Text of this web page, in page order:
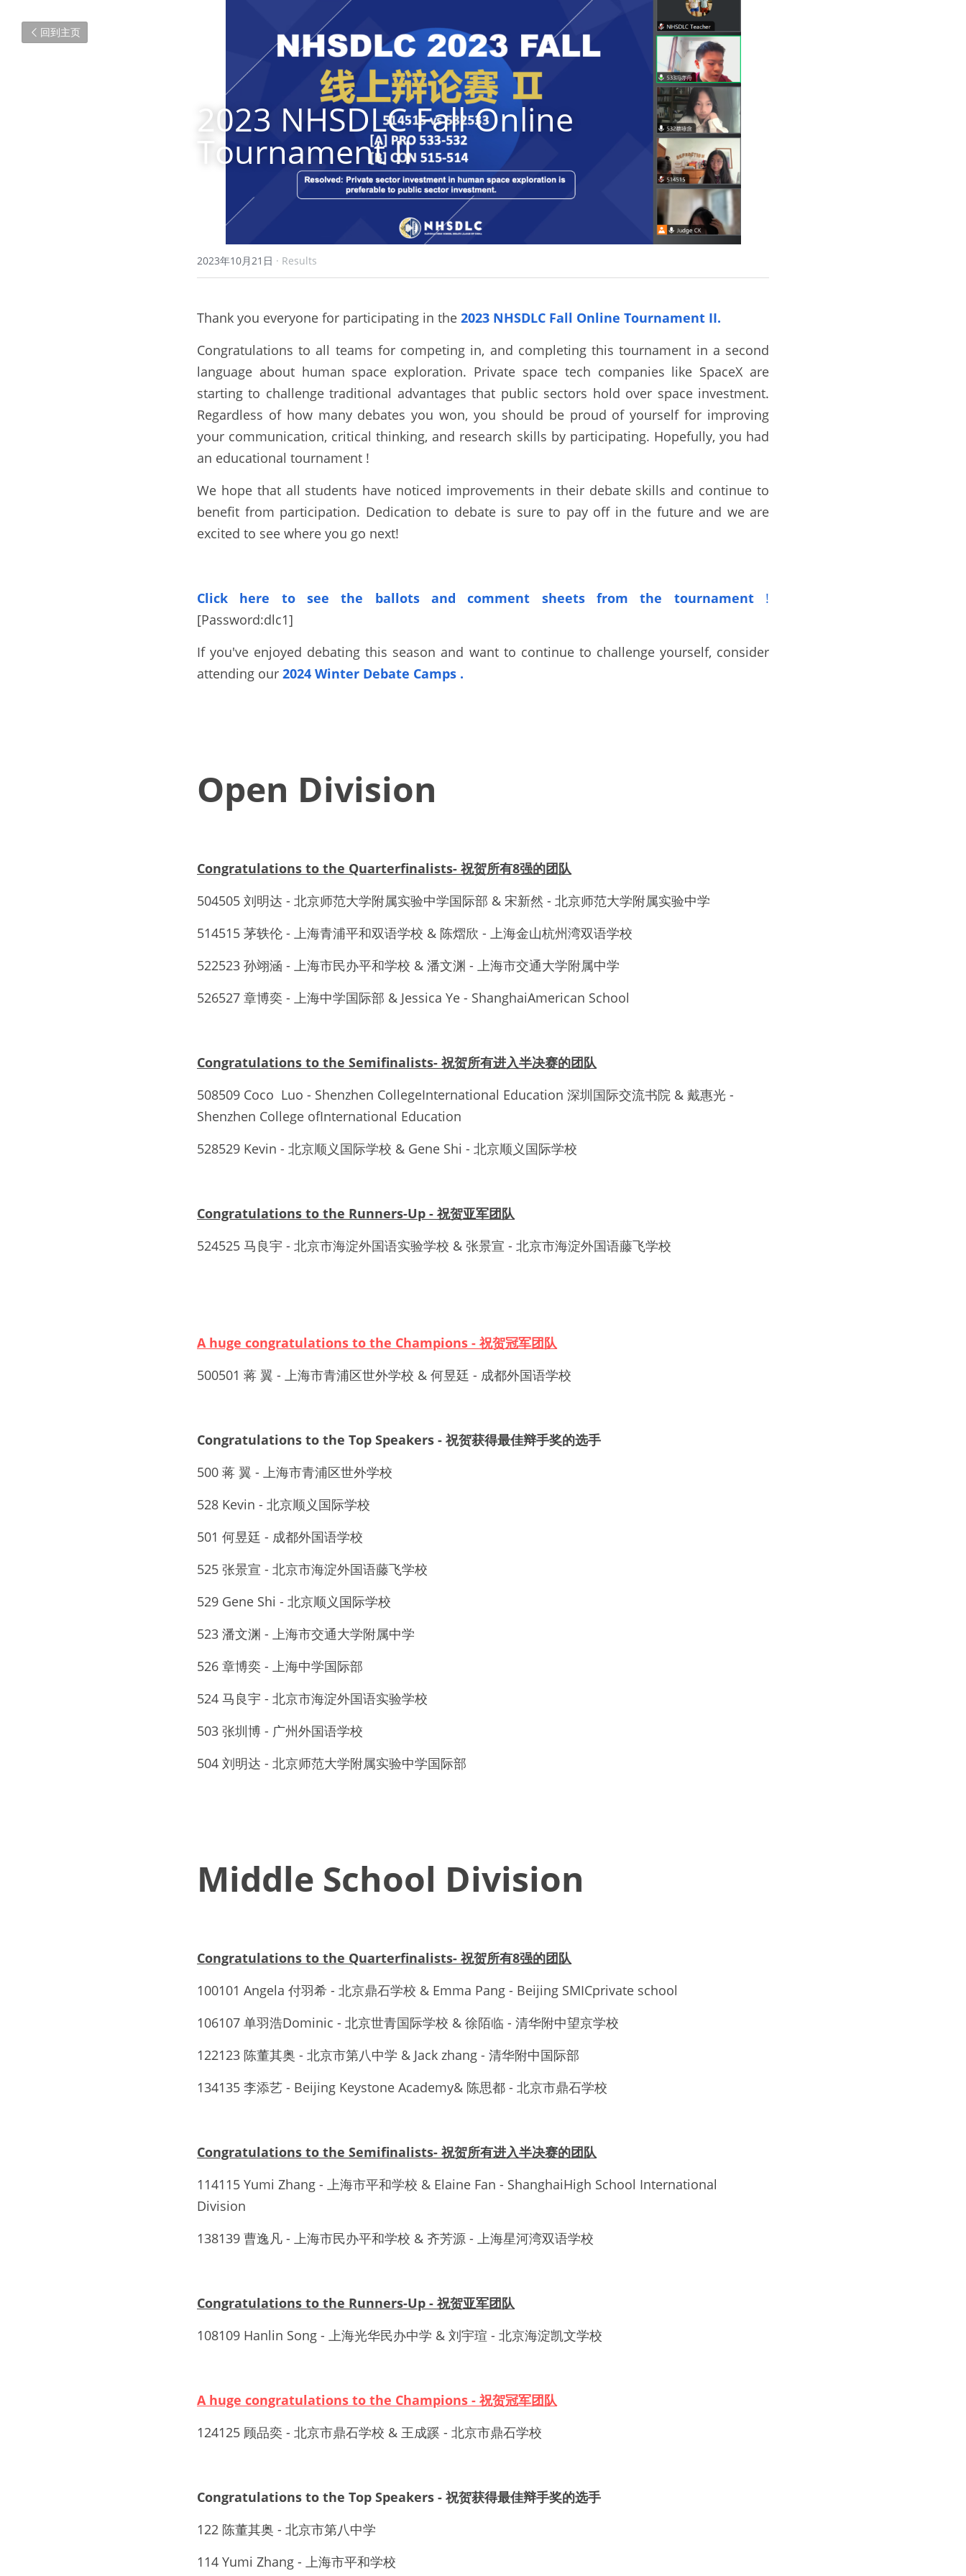
回到主页
2023 NHSDLC Fall Online
Tournament II
2023年10月21日 · Results
Thank you everyone for participating in the 2023 NHSDLC Fall Online Tournament II.
Congratulations to all teams for competing in, and completing this tournament in a second
language about human space exploration. Private space tech companies like SpaceX are
starting to challenge traditional advantages that public sectors hold over space investment.
Regardless of how many debates you won, you should be proud of yourself for improving
your communication, critical thinking, and research skills by participating. Hopefully, you had
an educational tournament !
We hope that all students have noticed improvements in their debate skills and continue to
benefit from participation. Dedication to debate is sure to pay off in the future and we are
excited to see where you go next!
Click here to see the ballots and comment sheets from the tournament
!
[Password:dlc1]
If you've enjoyed debating this season and want to continue to challenge yourself, consider
attending our 2024 Winter Debate Camps .
Open Division
Congratulations to the Quarterfinalists- 祝贺所有8强的团队
504505 刘明达 - 北京师范大学附属实验中学国际部 & 宋新然 - 北京师范大学附属实验中学
514515 茅轶伦 - 上海青浦平和双语学校 & 陈熠欣 - 上海金山杭州湾双语学校
522523 孙翊涵 - 上海市民办平和学校 & 潘文渊 - 上海市交通大学附属中学
526527 章博奕 - 上海中学国际部 & Jessica Ye - ShanghaiAmerican School
Congratulations to the Semifinalists- 祝贺所有进入半决赛的团队
508509 Coco Luo - Shenzhen CollegeInternational Education 深圳国际交流书院 & 戴惠光 -
Shenzhen College ofInternational Education
528529 Kevin - 北京顺义国际学校 & Gene Shi - 北京顺义国际学校
Congratulations to the Runners-Up - 祝贺亚军团队
524525 马良宇 - 北京市海淀外国语实验学校 & 张景宣 - 北京市海淀外国语藤飞学校
A huge congratulations to the Champions - 祝贺冠军团队
500501 蒋 翼 - 上海市青浦区世外学校 & 何昱廷 - 成都外国语学校
Congratulations to the Top Speakers - 祝贺获得最佳辩手奖的选手
500 蒋 翼 - 上海市青浦区世外学校
528 Kevin - 北京顺义国际学校
501 何昱廷 - 成都外国语学校
525 张景宣 - 北京市海淀外国语藤飞学校
529 Gene Shi - 北京顺义国际学校
523 潘文渊 - 上海市交通大学附属中学
526 章博奕 - 上海中学国际部
524 马良宇 - 北京市海淀外国语实验学校
503 张圳博 - 广州外国语学校
504 刘明达 - 北京师范大学附属实验中学国际部
Middle School Division
Congratulations to the Quarterfinalists- 祝贺所有8强的团队
100101 Angela 付羽希 - 北京鼎石学校 & Emma Pang - Beijing SMICprivate school
106107 单羽浩Dominic - 北京世青国际学校 & 徐陌临 - 清华附中望京学校
122123 陈董其奥 - 北京市第八中学 & Jack zhang - 清华附中国际部
134135 李添艺 - Beijing Keystone Academy& 陈思都 - 北京市鼎石学校
Congratulations to the Semifinalists- 祝贺所有进入半决赛的团队
114115 Yumi Zhang - 上海市平和学校 & Elaine Fan - ShanghaiHigh School International
Division
138139 曹逸凡 - 上海市民办平和学校 & 齐芳源 - 上海星河湾双语学校
Congratulations to the Runners-Up - 祝贺亚军团队
108109 Hanlin Song - 上海光华民办中学 & 刘宇瑄 - 北京海淀凯文学校
A huge congratulations to the Champions - 祝贺冠军团队
124125 顾品奕 - 北京市鼎石学校 & 王成蹊 - 北京市鼎石学校
Congratulations to the Top Speakers - 祝贺获得最佳辩手奖的选手
122 陈董其奥 - 北京市第八中学
114 Yumi Zhang - 上海市平和学校